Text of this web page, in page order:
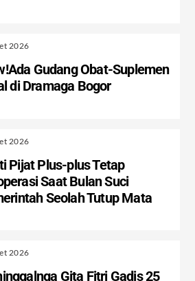
2026
Gudang Obat-Suplemen
di Dramaga Bogor
2026
Pijat Plus-plus Tetap
Saat Bulan Suci
Seolah Tutup Mata
2026
Gita Fitri Gadis 25